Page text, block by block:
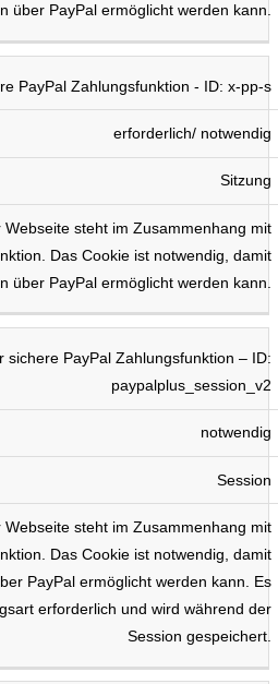
über PayPal ermöglicht werden kann.
PayPal Zahlungsfunktion - ID: x-pp-s
erforderlich/ notwendig
Sitzung
steht im Zusammenhang mit
Das Cookie ist notwendig, damit
über PayPal ermöglicht werden kann.
sichere PayPal Zahlungsfunktion – ID:
paypalplus_session_v2
notwendig
Session
steht im Zusammenhang mit
Das Cookie ist notwendig, damit
PayPal ermöglicht werden kann. Es
erforderlich und wird während der
Session gespeichert.